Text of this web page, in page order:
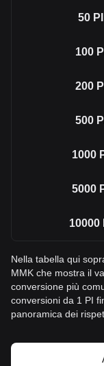
50 PI
100 PI
200 PI
500 PI
1000
5000
10000
Nella tabella qui
MMK che mostra il
conversione più
conversioni da 1 PI
panoramica dei